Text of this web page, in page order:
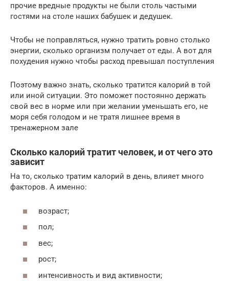
прочие вредные продукты не были столь частыми
гостями на столе наших бабушек и дедушек.
Чтобы не поправляться, нужно тратить ровно столько
энергии, сколько организм получает от еды. А вот для
похудения нужно чтобы расход превышал поступления
Поэтому важно знать, сколько тратится калорий в той
или иной ситуации. Это поможет постоянно держать
свой вес в норме или при желании уменьшать его, не
моря себя голодом и не тратя лишнее время в
тренажерном зале
Сколько калорий тратит человек, и от чего это
зависит
На то, сколько тратим калорий в день, влияет много
факторов. А именно:
возраст;
пол;
вес;
рост;
интенсивность и вид активности;